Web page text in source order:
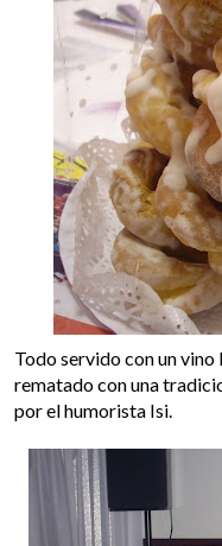
Todo servido con un
rematado con una
por el humorista Isi.